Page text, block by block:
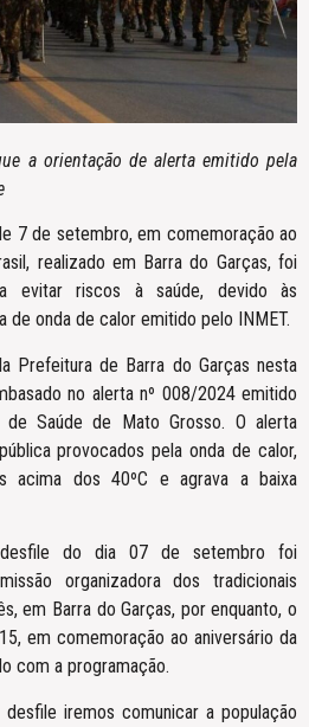
a orientação de alerta emitido pela
7 de setembro, em comemoração ao
realizado em Barra do Garças, foi
evitar riscos à saúde, devido às
onda de calor emitido pelo INMET.
Prefeitura de Barra do Garças nesta
no alerta nº 008/2024 emitido
Saúde de Mato Grosso. O alerta
provocados pela onda de calor,
acima dos 40ºC e agrava a baixa
do dia 07 de setembro foi
organizadora dos tradicionais
em Barra do Garças, por enquanto, o
em comemoração ao aniversário da
com a programação.
iremos comunicar a população